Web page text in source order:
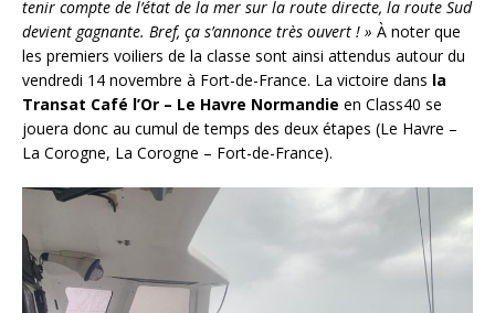
tenir compte de l’état de la mer sur la route directe, la route Sud
devient gagnante. Bref, ça s’annonce très ouvert ! » À noter que
les premiers voiliers de la classe sont ainsi attendus autour du
vendredi 14 novembre à Fort-de-France. La victoire dans la
Transat Café l’Or – Le Havre Normandie en Class40 se
jouera donc au cumul de temps des deux étapes (Le Havre –
La Corogne, La Corogne – Fort-de-France).